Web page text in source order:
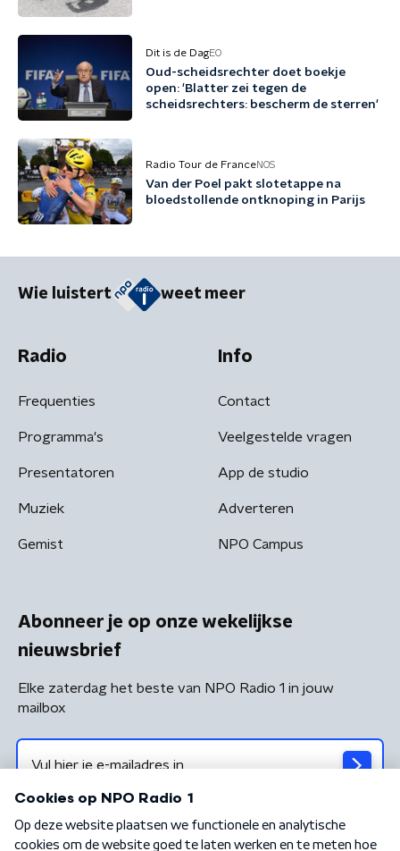
Dit is de DagEO
Oud-scheidsrechter doet boekje
open: 'Blatter zei tegen de
scheidsrechters: bescherm de sterren'
Radio Tour de FranceNOS
Van der Poel pakt slotetappe na
bloedstollende ontknoping in Parijs
Wie luistert weet meer
Radio
Frequenties
Programma's
Presentatoren
Muziek
Gemist
Info
Contact
Veelgestelde vragen
App de studio
Adverteren
NPO Campus
Abonneer je op onze wekelijkse
nieuwsbrief
Elke zaterdag het beste van NPO Radio 1 in jouw
mailbox